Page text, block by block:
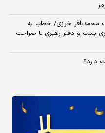
محمدباقر خرازی/ خطاب به
بست و دفتر رهبری با صراحت
دارد؟